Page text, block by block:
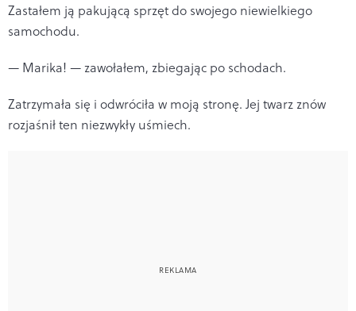
Zastałem ją pakującą sprzęt do swojego niewielkiego
samochodu.
— Marika! — zawołałem, zbiegając po schodach.
Zatrzymała się i odwróciła w moją stronę. Jej twarz znów
rozjaśnił ten niezwykły uśmiech.